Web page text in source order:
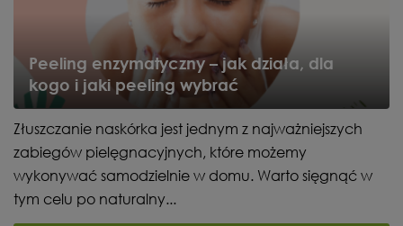
Peeling enzymatyczny – jak działa, dla
kogo i jaki peeling wybrać
Złuszczanie naskórka jest jednym z najważniejszych
zabiegów pielęgnacyjnych, które możemy
wykonywać samodzielnie w domu. Warto sięgnąć w
tym celu po naturalny...